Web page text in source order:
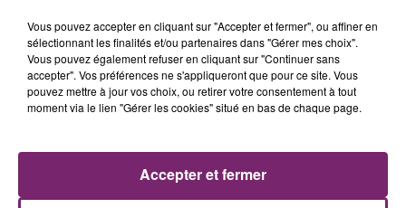
PHOTOS PUBLICITÉ
Vous pouvez accepter en cliquant sur "Accepter et fermer", ou affiner en
sélectionnant les finalités et/ou partenaires dans "Gérer mes choix".
Vous pouvez également refuser en cliquant sur "Continuer sans
accepter". Vos préférences ne s'appliqueront que pour ce site. Vous
pouvez mettre à jour vos choix, ou retirer votre consentement à tout
moment via le lien "Gérer les cookies" situé en bas de chaque page.
Accepter et fermer